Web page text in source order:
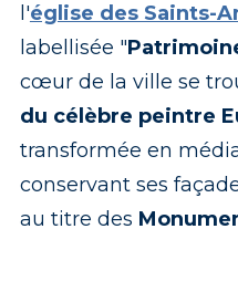
l'église des Saints-
labellisée "
cœur de la ville se
du célèbre peintre
transformée en
conservant ses
au titre des